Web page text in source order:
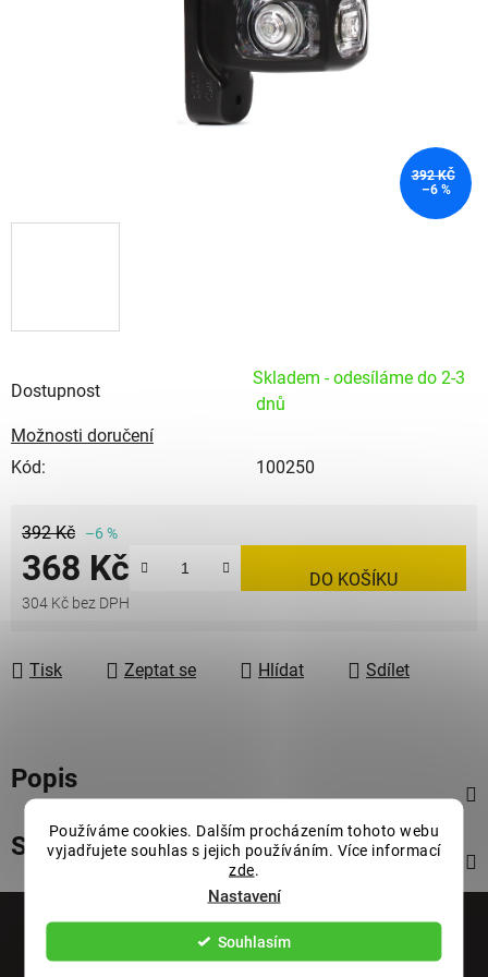
Používáme cookies. Dalším procházením tohoto webu
vyjadřujete souhlas s jejich používáním. Více informací
zde.
Nastavení
Souhlasím
Dostupnost
Skladem - odesíláme do 2-3
dnů
Možnosti doručení
Kód:
100250
392 Kč –6 %
368 Kč
304 Kč bez DPH
DO KOŠÍKU
Tisk Zeptat se Hlídat Sdílet
392 KČ
–6 %
Popis
Související soubory (1)
Informace pro vás